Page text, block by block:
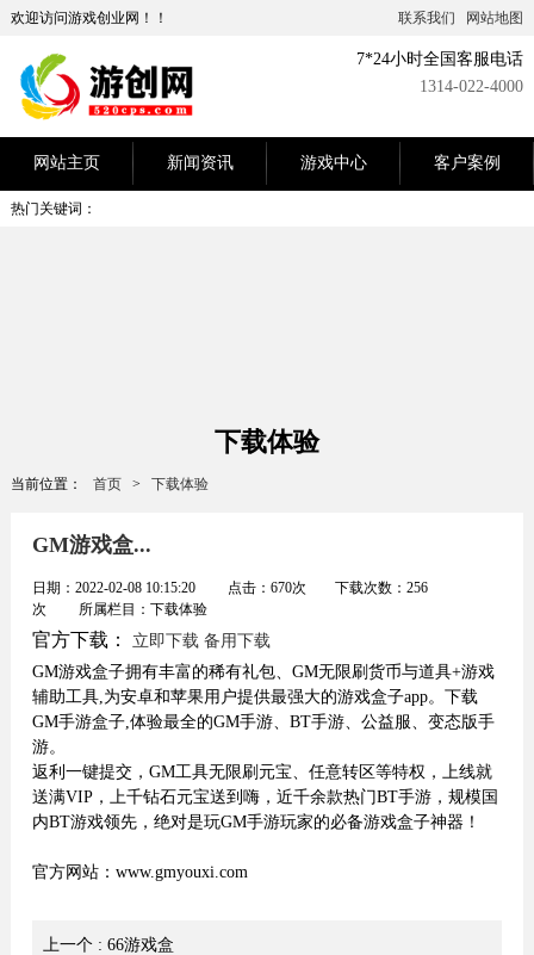
欢迎访问游戏创业网！！ 联系我们 网站地图
7*24小时全国客服电话
1314-022-4000
网站主页 新闻资讯 游戏中心 客户案例
热门关键词：
下载体验
当前位置： 首页 > 下载体验
GM游戏盒...
日期： 2022-02-08 10:15:20点击： 670次 下载次数： 256
次 所属栏目： 下载体验
官方下载： 立即下载 备用下载
GM游戏盒子拥有丰富的稀有礼包、GM无限刷货币与道具+游戏
辅助工具,为安卓和苹果用户提供最强大的游戏盒子app。下载
GM手游盒子,体验最全的GM手游、BT手游、公益服、变态版手
游。
返利一键提交，GM工具无限刷元宝、任意转区等特权，上线就
送满VIP，上千钻石元宝送到嗨，近千余款热门BT手游，规模国
内BT游戏领先，绝对是玩GM手游玩家的必备游戏盒子神器！
官方网站：www.gmyouxi.com
上一个 : 66游戏盒